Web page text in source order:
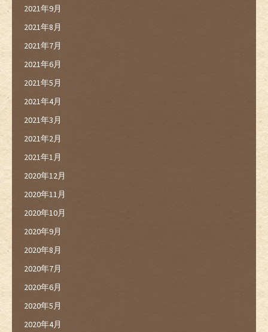
2021年9月
2021年8月
2021年7月
2021年6月
2021年5月
2021年4月
2021年3月
2021年2月
2021年1月
2020年12月
2020年11月
2020年10月
2020年9月
2020年8月
2020年7月
2020年6月
2020年5月
2020年4月